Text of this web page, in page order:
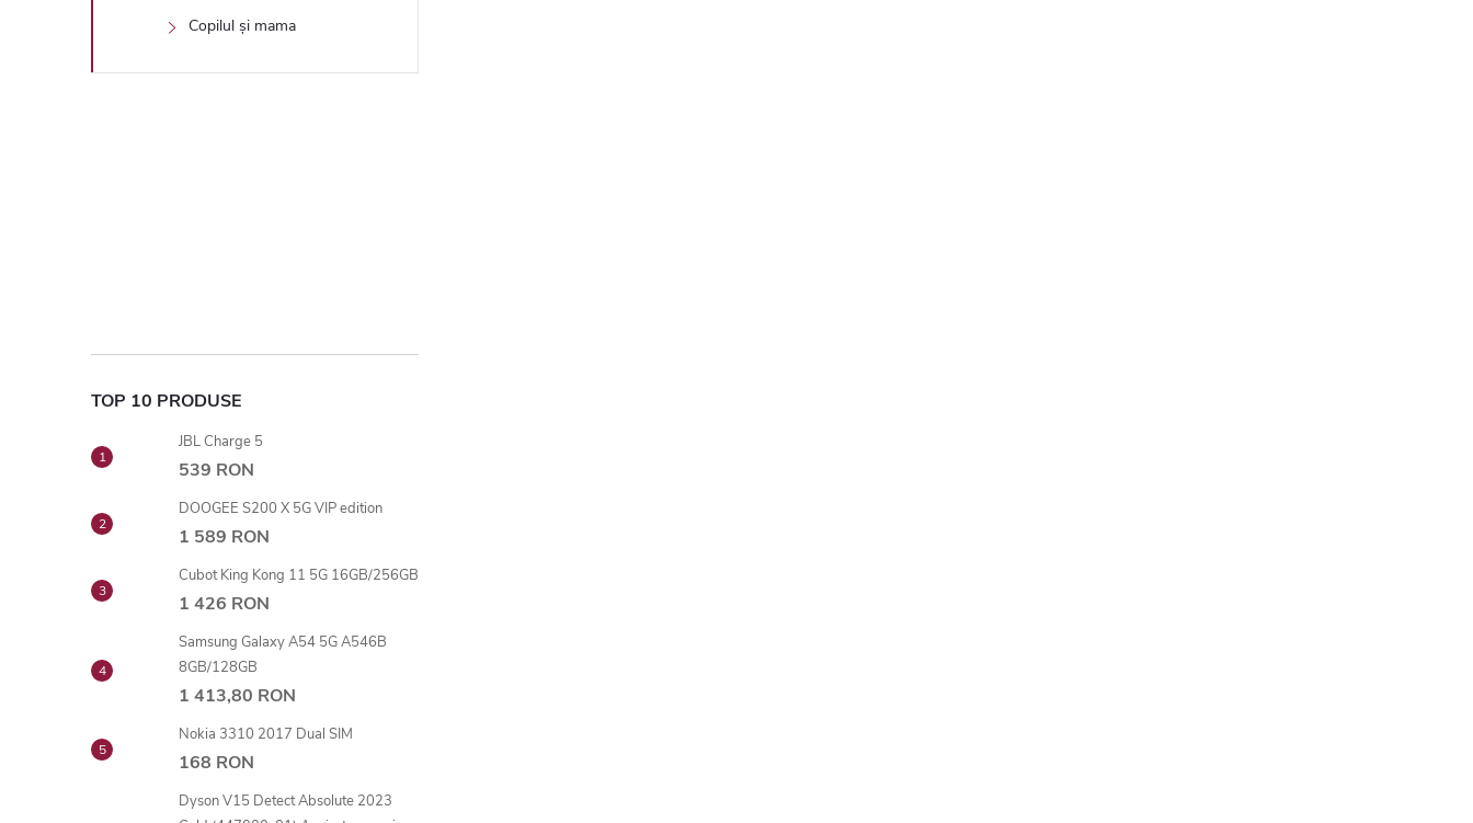
Copilul și mama
TOP 10 PRODUSE
JBL Charge 5
539 RON
DOOGEE S200 X 5G VIP edition
1 589 RON
Cubot King Kong 11 5G 16GB/256GB
1 426 RON
Samsung Galaxy A54 5G A546B
8GB/128GB
1 413,80 RON
Nokia 3310 2017 Dual SIM
168 RON
Dyson V15 Detect Absolute 2023